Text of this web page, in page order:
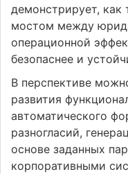
демонстрирует, как
мостом между
операционной
безопаснее и
В перспективе
развития
автоматического
разногласий,
основе заданных
корпоративными